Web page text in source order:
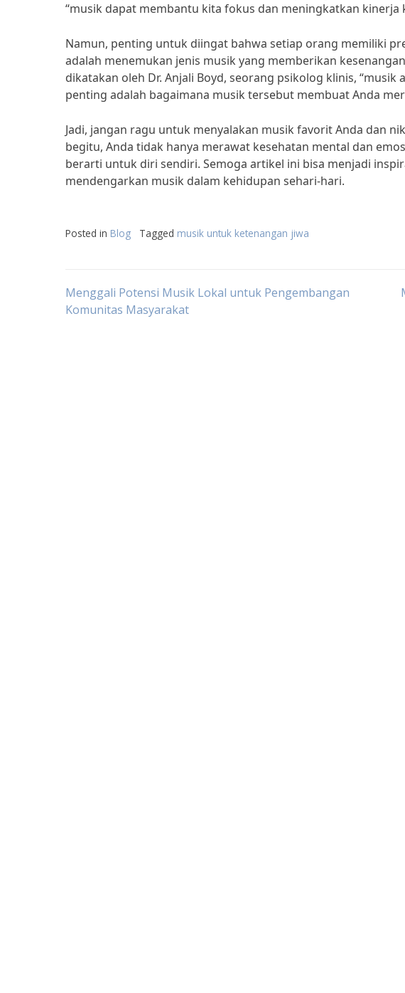
“musik dapat membantu kita fokus dan meningkatkan kinerja
Namun, penting untuk diingat bahwa setiap orang memiliki
adalah menemukan jenis musik yang memberikan
dikatakan oleh Dr. Anjali Boyd, seorang psikolog klinis,
penting adalah bagaimana musik tersebut membuat Anda
Jadi, jangan ragu untuk menyalakan musik favorit Anda dan
begitu, Anda tidak hanya merawat kesehatan mental dan
berarti untuk diri sendiri. Semoga artikel ini bisa menjadi
mendengarkan musik dalam kehidupan sehari-hari.
Posted in Blog Tagged musik untuk ketenangan jiwa
Post
Menggali Potensi Musik Lokal untuk Pengembangan
Komunitas Masyarakat